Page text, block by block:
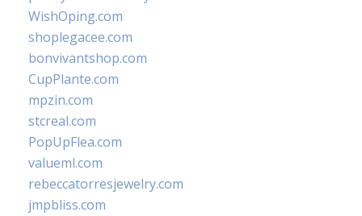
WishOping.com
shoplegacee.com
bonvivantshop.com
CupPlante.com
mpzin.com
stcreal.com
PopUpFlea.com
valueml.com
rebeccatorresjewelry.com
jmpbliss.com